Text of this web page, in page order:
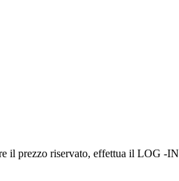
il prezzo riservato, effettua il LOG -IN